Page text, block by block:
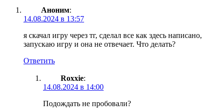
Аноним:
14.08.2024 в 13:57
я скачал игру через тг, сделал все как здесь написано,
запускаю игру и она не отвечает. Что делать?
Ответить
Roxxie:
14.08.2024 в 14:00
Подождать не пробовали?